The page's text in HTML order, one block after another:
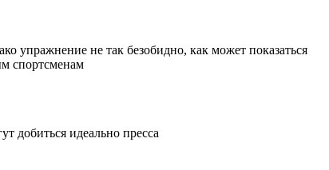
упражнение не так безобидно, как может показаться
спортсменам
добиться идеально пресса